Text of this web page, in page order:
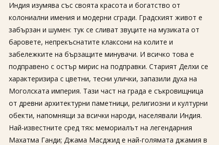
Индия изумява със своята красота и богатство от
колониални имения и модерни сгради. Градският живот е
забързан и шумен: тук се сливат звуците на музиката от
баровете, непрекъснатите клаксони на колите и
забележките на бързащите минувачи. И всичко това е
подправено с остър мирис на подправки. Старият Делхи се
характеризира с цветни, тесни улички, запазили духа на
Моголската империя. Тази част на града е съкровищница
от древни архитектурни паметници, религиозни и културни
обекти, напомнящи за всички народи, населявали Индия.
Най-известните сред тях: мемориалът на легендарния
Махатма Ганди; Джама Масджид е най-голямата джамия в